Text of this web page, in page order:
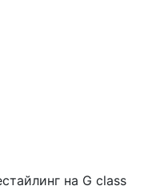
на G class